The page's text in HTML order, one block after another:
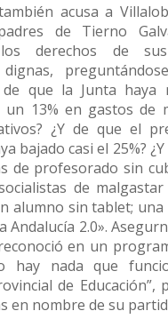
acusa a
de Tierno
los derechos de
dignas,
de que la Junta haya
un 13% en gastos de
¿Y de que el
bajado casi el 25%?
de profesorado sin
de
alumno sin tablet;
Andalucía 2.0».
en un
hay nada que
de
en nombre de su